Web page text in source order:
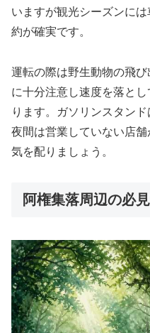
いますが観光シーズンに
約が確実です。
運転の際は野生動物の飛
に十分注意し速度を落と
ります。ガソリンスタン
夜間は営業していない店
気を配りましょう。
阿権集落周辺の必